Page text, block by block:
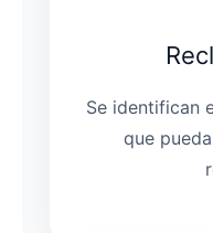
Se identifican
que